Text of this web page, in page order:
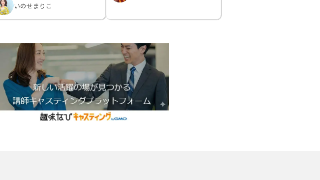
いのせまりこ